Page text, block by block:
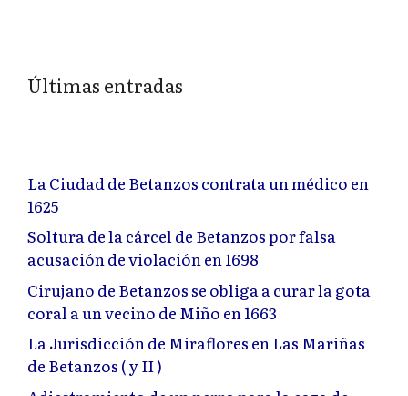
Últimas entradas
La Ciudad de Betanzos contrata un médico en
1625
Soltura de la cárcel de Betanzos por falsa
acusación de violación en 1698
Cirujano de Betanzos se obliga a curar la gota
coral a un vecino de Miño en 1663
La Jurisdicción de Miraflores en Las Mariñas
de Betanzos ( y II )